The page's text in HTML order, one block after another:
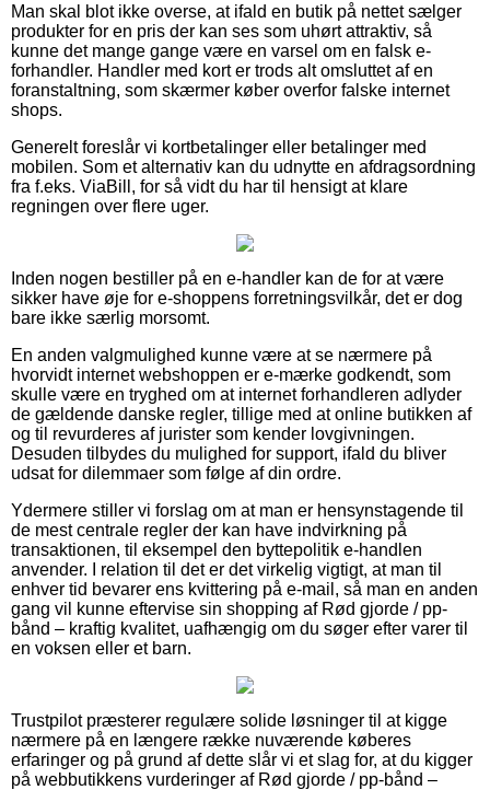
Man skal blot ikke overse, at ifald en butik på nettet sælger
produkter for en pris der kan ses som uhørt attraktiv, så
kunne det mange gange være en varsel om en falsk e-
forhandler. Handler med kort er trods alt omsluttet af en
foranstaltning, som skærmer køber overfor falske internet
shops.
Generelt foreslår vi kortbetalinger eller betalinger med
mobilen. Som et alternativ kan du udnytte en afdragsordning
fra f.eks. ViaBill, for så vidt du har til hensigt at klare
regningen over flere uger.
Inden nogen bestiller på en e-handler kan de for at være
sikker have øje for e-shoppens forretningsvilkår, det er dog
bare ikke særlig morsomt.
En anden valgmulighed kunne være at se nærmere på
hvorvidt internet webshoppen er e-mærke godkendt, som
skulle være en tryghed om at internet forhandleren adlyder
de gældende danske regler, tillige med at online butikken af
og til revurderes af jurister som kender lovgivningen.
Desuden tilbydes du mulighed for support, ifald du bliver
udsat for dilemmaer som følge af din ordre.
Ydermere stiller vi forslag om at man er hensynstagende til
de mest centrale regler der kan have indvirkning på
transaktionen, til eksempel den byttepolitik e-handlen
anvender. I relation til det er det virkelig vigtigt, at man til
enhver tid bevarer ens kvittering på e-mail, så man en anden
gang vil kunne eftervise sin shopping af Rød gjorde / pp-
bånd – kraftig kvalitet, uafhængig om du søger efter varer til
en voksen eller et barn.
Trustpilot præsterer regulære solide løsninger til at kigge
nærmere på en længere række nuværende køberes
erfaringer og på grund af dette slår vi et slag for, at du kigger
på webbutikkens vurderinger af Rød gjorde / pp-bånd –